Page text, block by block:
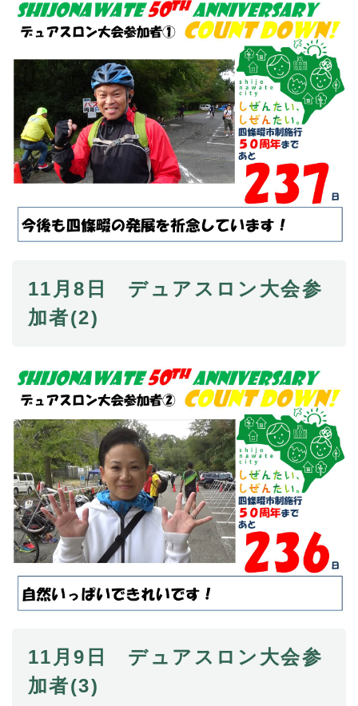
11月8日 デュアスロン大会参
加者(2)
11月9日 デュアスロン大会参
加者(3)